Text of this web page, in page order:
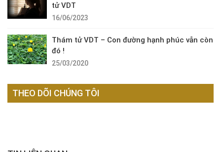
tử VDT
16/06/2023
Thám tử VDT – Con đường hạnh phúc vẫn còn
đó !
25/03/2020
THEO DÕI CHÚNG TÔI